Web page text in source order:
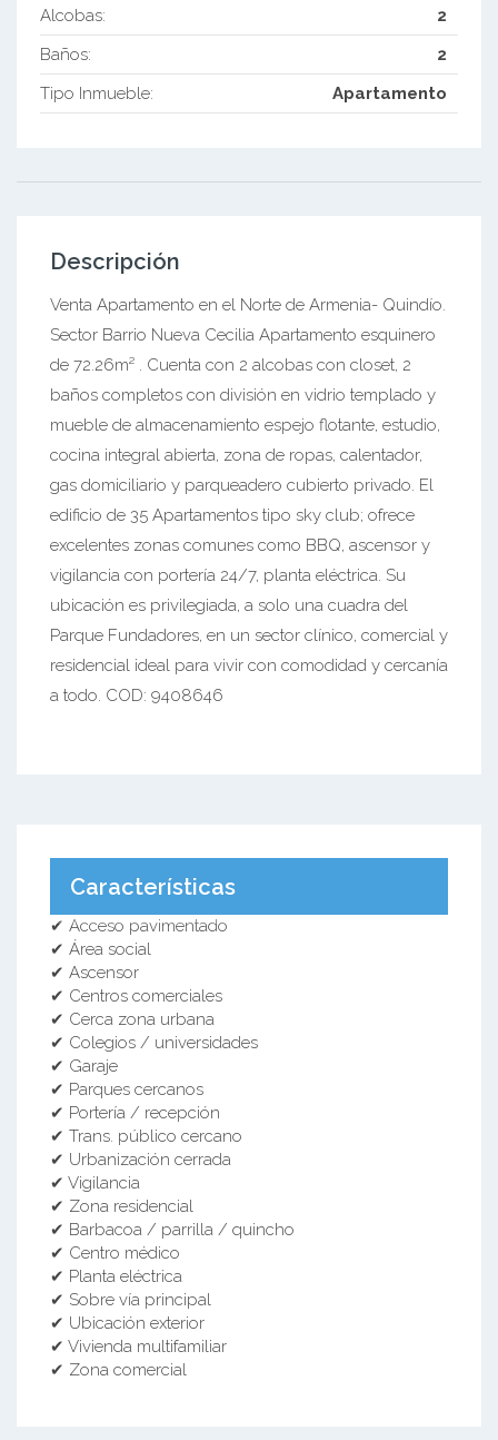
Alcobas:
2
Baños:
2
Tipo Inmueble:
Apartamento
Descripción
Venta Apartamento en el Norte de Armenia- Quindío.
Sector Barrio Nueva Cecilia Apartamento esquinero
de 72.26m² . Cuenta con 2 alcobas con closet, 2
baños completos con división en vidrio templado y
mueble de almacenamiento espejo flotante, estudio,
cocina integral abierta, zona de ropas, calentador,
gas domiciliario y parqueadero cubierto privado. El
edificio de 35 Apartamentos tipo sky club; ofrece
excelentes zonas comunes como BBQ, ascensor y
vigilancia con portería 24/7, planta eléctrica. Su
ubicación es privilegiada, a solo una cuadra del
Parque Fundadores, en un sector clínico, comercial y
residencial ideal para vivir con comodidad y cercanía
a todo. COD: 9408646
Características
✔ Acceso pavimentado
✔ Área social
✔ Ascensor
✔ Centros comerciales
✔ Cerca zona urbana
✔ Colegios / universidades
✔ Garaje
✔ Parques cercanos
✔ Portería / recepción
✔ Trans. público cercano
✔ Urbanización cerrada
✔ Vigilancia
✔ Zona residencial
✔ Barbacoa / parrilla / quincho
✔ Centro médico
✔ Planta eléctrica
✔ Sobre vía principal
✔ Ubicación exterior
✔ Vivienda multifamiliar
✔ Zona comercial